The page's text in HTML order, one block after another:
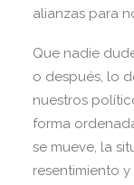
alianzas para
Que nadie
o después, lo
nuestros
forma
se mueve, la
resentimiento